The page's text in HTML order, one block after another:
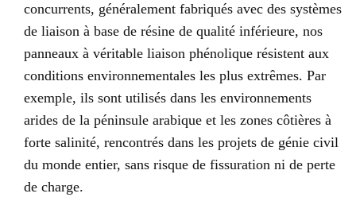
concurrents, généralement fabriqués avec des systèmes
de liaison à base de résine de qualité inférieure, nos
panneaux à véritable liaison phénolique résistent aux
conditions environnementales les plus extrêmes. Par
exemple, ils sont utilisés dans les environnements
arides de la péninsule arabique et les zones côtières à
forte salinité, rencontrés dans les projets de génie civil
du monde entier, sans risque de fissuration ni de perte
de charge.